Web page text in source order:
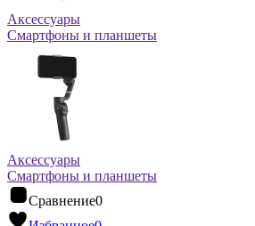
Аксессуары
Смартфоны и планшеты
Аксессуары
Смартфоны и планшеты
Сравнение0